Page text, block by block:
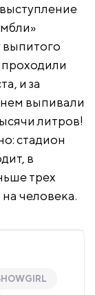
выпитого
и за
выпивали
литров!
стадион
в
трех
человека.